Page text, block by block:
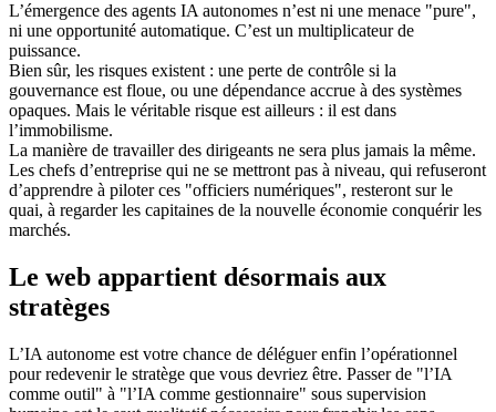
L’émergence des agents IA autonomes n’est ni une menace "pure",
ni une opportunité automatique. C’est un multiplicateur de
puissance.
Bien sûr, les risques existent : une perte de contrôle si la
gouvernance est floue, ou une dépendance accrue à des systèmes
opaques. Mais le véritable risque est ailleurs : il est dans
l’immobilisme.
La manière de travailler des dirigeants ne sera plus jamais la même.
Les chefs d’entreprise qui ne se mettront pas à niveau, qui refuseront
d’apprendre à piloter ces "officiers numériques", resteront sur le
quai, à regarder les capitaines de la nouvelle économie conquérir les
marchés.
Le web appartient désormais aux
stratèges
L’IA autonome est votre chance de déléguer enfin l’opérationnel
pour redevenir le stratège que vous devriez être. Passer de "l’IA
comme outil" à "l’IA comme gestionnaire" sous supervision